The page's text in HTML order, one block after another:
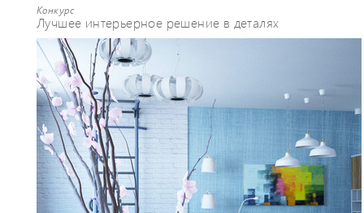
Конкурс
Лучшее интерьерное решение в деталях